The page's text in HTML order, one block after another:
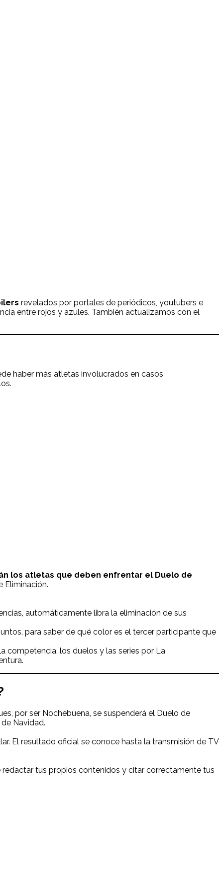
revelados por portales de periódicos, youtubers e
entre rojos y azules. También actualizamos con el
haber más atletas involucrados en casos
los atletas que deben enfrentar el Duelo de
Eliminación.
automáticamente libra la eliminación de sus
para saber de qué color es el tercer participante que
competencia, los duelos y las series por La
por ser Nochebuena, se suspenderá el Duelo de
Navidad.
El resultado oficial se conoce hasta la transmisión de TV
tus propios contenidos y citar correctamente tus